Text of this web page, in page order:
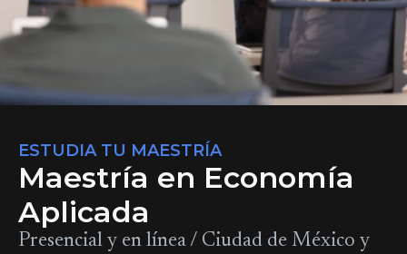
ESTUDIA TU MAESTRÍA
Maestría en Economía
Aplicada
Presencial y en línea / Ciudad de México y